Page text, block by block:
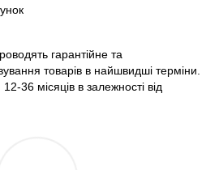
гарантійне та
товарів в найшвидші терміни.
36 місяців в залежності від